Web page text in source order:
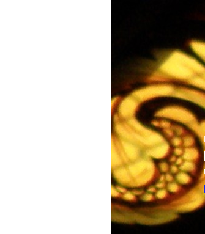
de Saint Joseph du 19